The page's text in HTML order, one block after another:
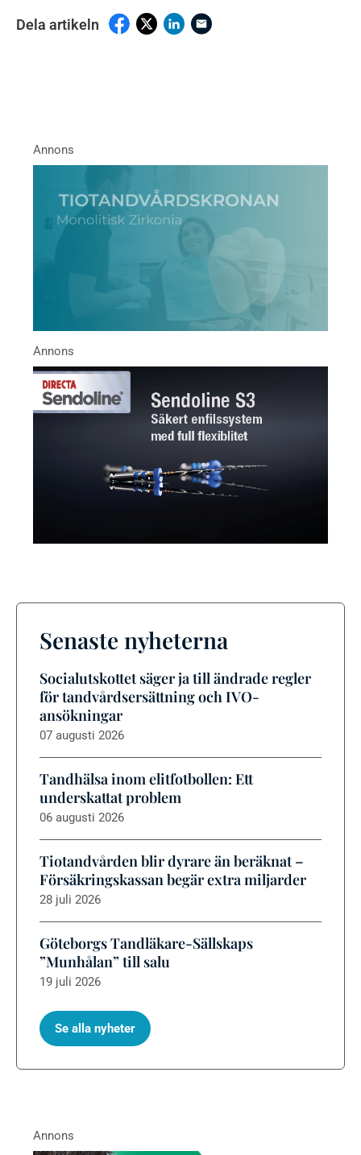
Dela artikeln
Senaste nyheterna
Socialutskottet säger ja till ändrade regler
för tandvårdsersättning och IVO-
ansökningar
07 augusti 2026
Tandhälsa inom elitfotbollen: Ett
underskattat problem
06 augusti 2026
Tiotandvården blir dyrare än beräknat –
Försäkringskassan begär extra miljarder
28 juli 2026
Göteborgs Tandläkare-Sällskaps
”Munhålan” till salu
19 juli 2026
Se alla nyheter